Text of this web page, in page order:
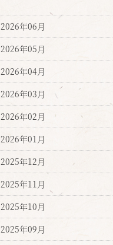
2026年06月
2026年05月
2026年04月
2026年03月
2026年02月
2026年01月
2025年12月
2025年11月
2025年10月
2025年09月